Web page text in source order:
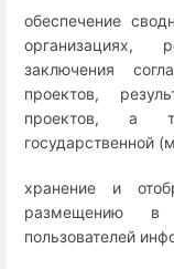
обеспечение
организациях,
заключения
проектов,
проектов, а
государственной
хранение и
размещению в
пользователей